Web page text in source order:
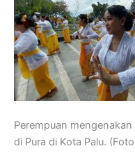
Perempuan
di Pura di Kota Palu.